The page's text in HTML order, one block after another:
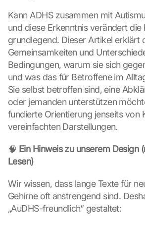
Kann ADHS zusammen mit
und diese Erkenntnis verändert die
grundlegend. Dieser Artikel erklärt
Gemeinsamkeiten und
Bedingungen, warum sie sich
und was das für Betroffene im
Sie selbst betroffen sind, eine
oder jemanden unterstützen
fundierte Orientierung jenseits von
vereinfachten Darstellungen.
🧠 Ein Hinweis zu unserem Design
Lesen)
Wir wissen, dass lange Texte für
Gehirne oft anstrengend sind.
„AuDHS-freundlich“ gestaltet: